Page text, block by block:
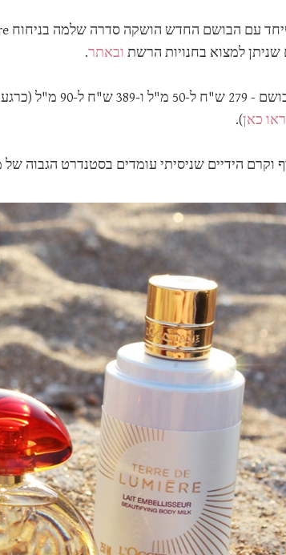
שניתן למצוא בחנויות הרשת ובאתר.
מחיר הבושם -
ראו כאן).
וקרם הידיים שניסיתי עומדים בסטנדרט הגבוה